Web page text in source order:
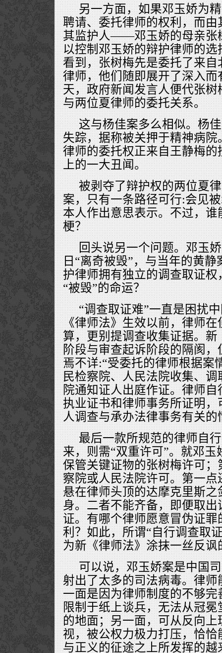
另一方面，如果邓玉娇为
聘请、委托律师的权利，而
其监护人——邓玉娇的母亲
以控制邓玉娇的辩护律师的
看到，张树梅先是委托了来
律师，他们随即展开了深入
天，政府新闻发言人便代张
与两位夏律师的委托关系。
这与杨佳案多么相似。杨
失踪，据称被关押于精神病
律师的委托权正来自王静梅
上的一大丑闻。
被剥夺了辩护权的两位夏
案，只有一条路径可行:会见
本人作出意思表示。不过，
梗？
回头说另一个问题。邓玉
日“离奇被毁”，与当年的黄
护律师拥有独立的调查取证
“被毁”的命运？
“调查取证难”一直是困扰
《律师法》生效以前，律师
算，更别提调查收集证据。
阶段与审查起诉阶段的隔阂
焉不详:“受委托的律师根据案
民检察院、人民法院收集、
院通知证人出庭作证。律师
执业证书和律师事务所证明
人调查与承办法律事务有关的
最后一款所规范的律师自
来，则需“双重许可”。就邓
保管关键证物的张树梅许可
察院或人民法院许可。第一
悬在律师头顶的达摩克里斯
身。二者不能齐备，即便取
证。有哪个律师愿意冒伪证
利？如此，所谓“自行调查取
为新《律师法》涂抹一丝反讽
可以说，邓玉娇案是中国
射出了太多的司法病毒。律
一面是因为律师制度的不够
限制于纸上谈兵，无法从冠
的地面；另一面，可从反向
视，被公权力极力打压，恰
与正义的征途之上所发挥的